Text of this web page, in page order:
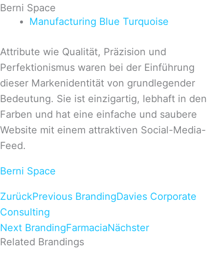
Berni Space
Manufacturing Blue Turquoise
Attribute wie Qualität, Präzision und
Perfektionismus waren bei der Einführung
dieser Markenidentität von grundlegender
Bedeutung. Sie ist einzigartig, lebhaft in den
Farben und hat eine einfache und saubere
Website mit einem attraktiven Social-Media-
Feed.
Berni Space
ZurückPrevious BrandingDavies Corporate
Consulting
Next BrandingFarmaciaNächster
Related Brandings